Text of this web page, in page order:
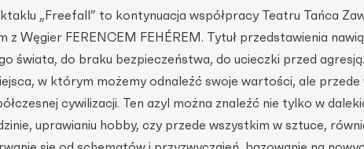
„Freefall” to kontynuacja współpracy Teatru Tańca
z Węgier FERENCEM FEHÉREM. Tytuł przedstawienia
świata, do braku bezpieczeństwa, do ucieczki przed
w którym możemy odnaleźć swoje wartości, ale przede
cywilizacji. Ten azyl można znaleźć nie tylko w
uprawianiu hobby, czy przede wszystkim w sztuce,